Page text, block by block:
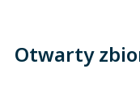
Otwarty